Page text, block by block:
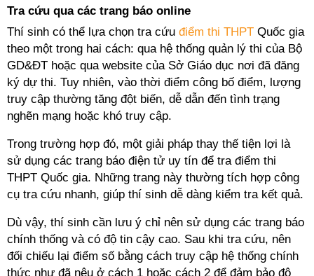
Tra cứu qua các trang báo online
Thí sinh có thể lựa chọn tra cứu điểm thi THPT Quốc gia
theo một trong hai cách: qua hệ thống quản lý thi của Bộ
GD&ĐT hoặc qua website của Sở Giáo dục nơi đã đăng
ký dự thi. Tuy nhiên, vào thời điểm công bố điểm, lượng
truy cập thường tăng đột biến, dễ dẫn đến tình trạng
nghẽn mạng hoặc khó truy cập.
Trong trường hợp đó, một giải pháp thay thế tiện lợi là
sử dụng các trang báo điện tử uy tín để tra điểm thi
THPT Quốc gia. Những trang này thường tích hợp công
cụ tra cứu nhanh, giúp thí sinh dễ dàng kiểm tra kết quả.
Dù vậy, thí sinh cần lưu ý chỉ nên sử dụng các trang báo
chính thống và có độ tin cậy cao. Sau khi tra cứu, nên
đối chiếu lại điểm số bằng cách truy cập hệ thống chính
thức như đã nêu ở cách 1 hoặc cách 2 để đảm bảo độ